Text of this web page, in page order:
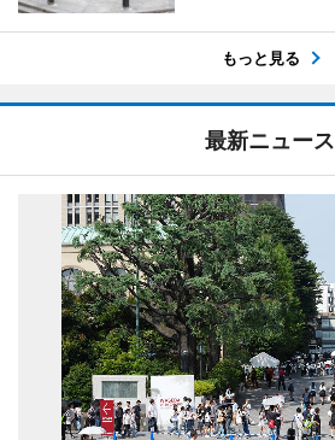
もっと見る
最新ニュース